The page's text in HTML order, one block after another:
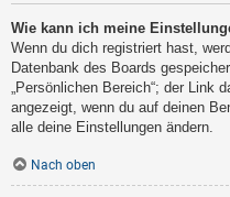
Wie kann ich meine
Wenn du dich registriert hast,
Datenbank des Boards
„Persönlichen Bereich“; der Link
angezeigt, wenn du auf deinen
alle deine Einstellungen ändern.
Nach oben